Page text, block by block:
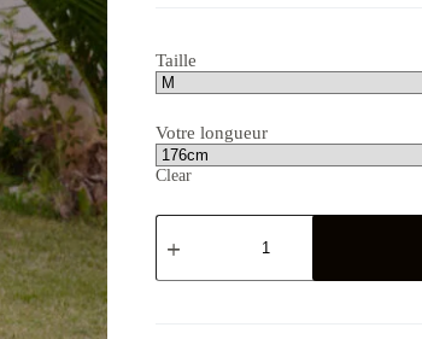
Taille
Votre longueur
Clear
Jellaba
hommes
grise